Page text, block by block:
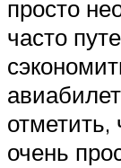
просто
часто
очень